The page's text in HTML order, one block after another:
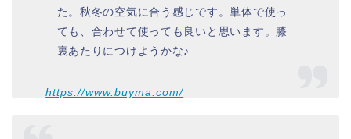
た。秋冬の空気に合う感じです。単体で使っ
ても、合わせて使っても良いと思います。膝
裏あたりにつけようかな♪
https://www.buyma.com/